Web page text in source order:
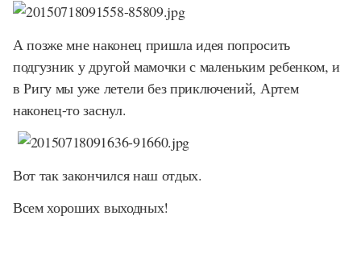
А позже мне наконец пришла идея попросить
подгузник у другой мамочки с маленьким ребенком, и
в Ригу мы уже летели без приключений, Артем
наконец-то заснул.
Вот так закончился наш отдых.
Всем хороших выходных!